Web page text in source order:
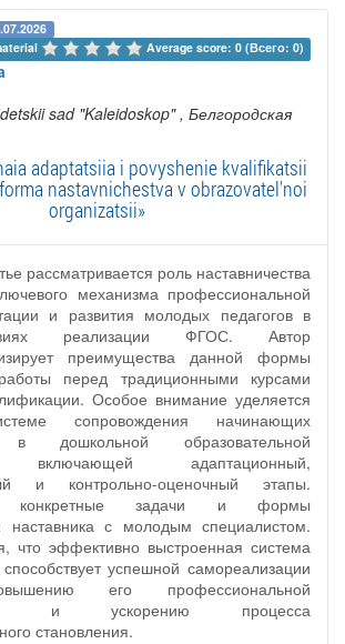
Average score: 0 (Всего: 0)
sad "Kaleidoskop" , Белгородская
adaptatsiia i povyshenie kvalifikatsii
nastavnichestva v obrazovatel'noi
organizatsii»
рассматривается роль наставничества
механизма профессиональной
и развития молодых педагогов в
реализации ФГОС. Автор
преимущества данной формы
перед традиционными курсами
Особое внимание уделяется
сопровождения начинающих
в дошкольной образовательной
включающей адаптационный,
и контрольно-оценочный этапы.
конкретные задачи и формы
наставника с молодым специалистом.
что эффективно выстроенная система
способствует успешной самореализации
его профессиональной
и ускорению процесса
становления.